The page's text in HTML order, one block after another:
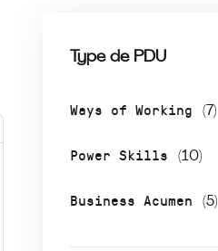
Type de PDU
Ways of Working (7)
Power Skills (10)
Business Acumen (5)